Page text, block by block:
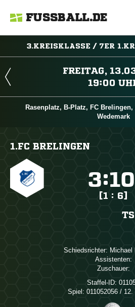
FUSSBALL.DE
3.KREISKLASSE / 7ER


Rasenplatz, B-Platz, FC
Wedemark
1.FC BRELINGEN
:
[1 : 6]
Schiedsrichter:
Assistenten:
Zuschauer:
Staffel-ID:
Spiel: 011052056 /